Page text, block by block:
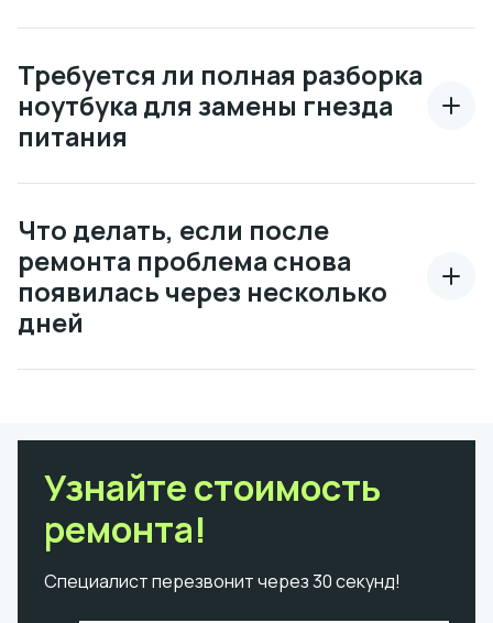
Требуется ли полная разборка
ноутбука для замены гнезда
питания
Что делать, если после
ремонта проблема снова
появилась через несколько
дней
Узнайте стоимость
ремонта!
Специалист перезвонит через 30 секунд!